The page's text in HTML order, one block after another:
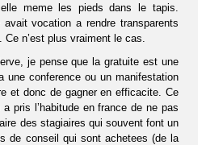
meme les pieds dans le tapis.
avait vocation a rendre transparents
n’est plus vraiment le cas.
je pense que la gratuite est une
une conference ou un manifestation
et donc de gagner en efficacite. Ce
pris l’habitude en france de ne pas
des stagiaires qui souvent font un
de conseil qui sont achetees (de la